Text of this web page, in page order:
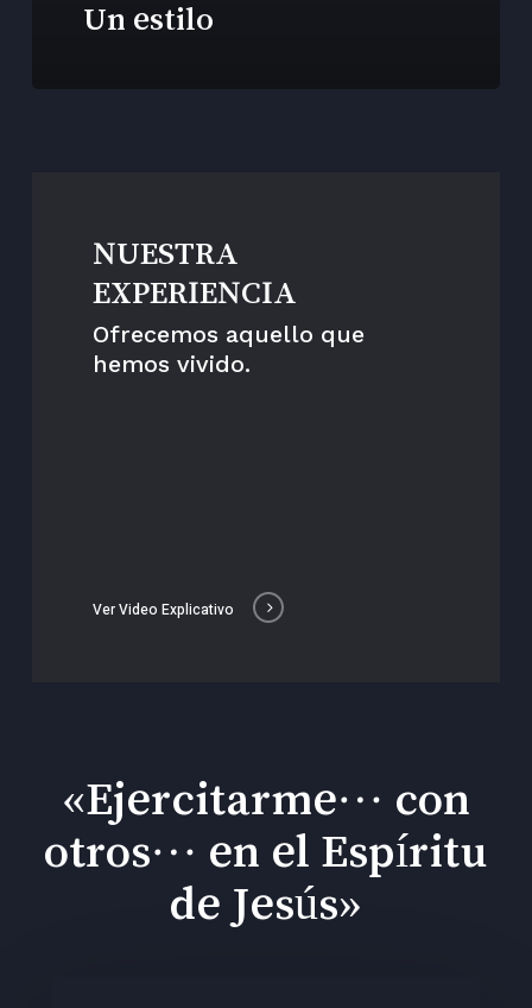
Un estilo
NUESTRA
EXPERIENCIA
Ofrecemos aquello que
hemos vivido.
Ver Video Explicativo
«Ejercitarme… con
otros… en el Espíritu
de Jesús»